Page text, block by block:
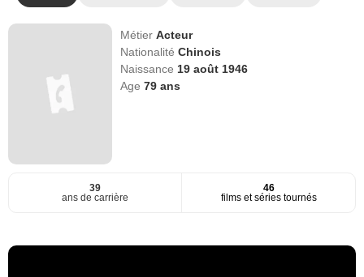
MétierActeur
NationalitéChinois
Naissance 19 août 1946
Age79 ans
39
ans de carrière
46
films et séries tournés